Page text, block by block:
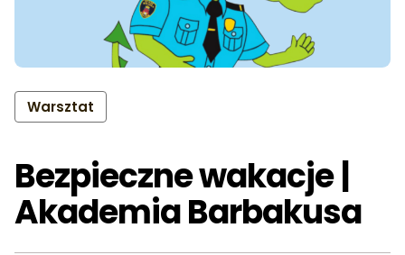
Warsztat
Bezpieczne wakacje |
Akademia Barbakusa